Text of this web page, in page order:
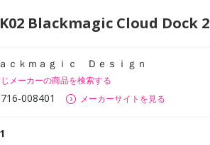
Blackmagic Cloud Dock 2
ｃｋｍａｇｉｃ Ｄｅｓｉｇｎ
メーカーの商品を検索する
008401 メーカーサイトを見る
1